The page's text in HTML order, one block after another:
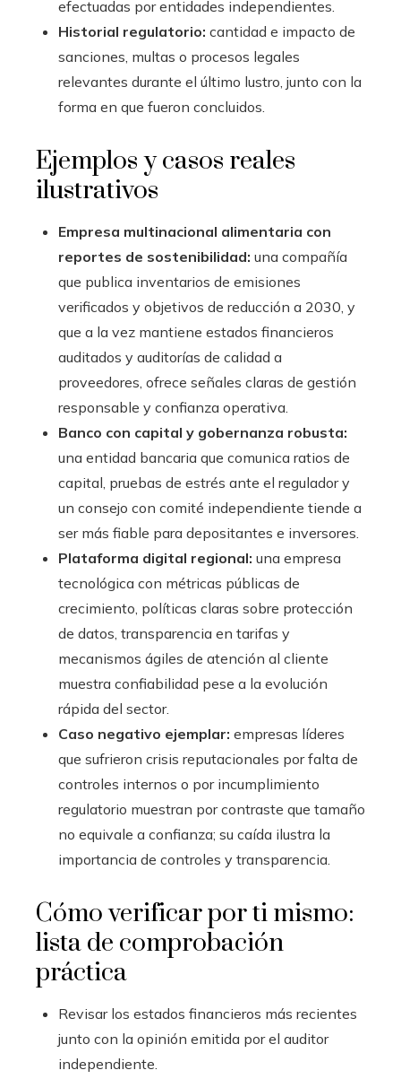
efectuadas por entidades independientes.
Historial regulatorio: cantidad e impacto de
sanciones, multas o procesos legales
relevantes durante el último lustro, junto con la
forma en que fueron concluidos.
Ejemplos y casos reales
ilustrativos
Empresa multinacional alimentaria con
reportes de sostenibilidad: una compañía
que publica inventarios de emisiones
verificados y objetivos de reducción a 2030, y
que a la vez mantiene estados financieros
auditados y auditorías de calidad a
proveedores, ofrece señales claras de gestión
responsable y confianza operativa.
Banco con capital y gobernanza robusta:
una entidad bancaria que comunica ratios de
capital, pruebas de estrés ante el regulador y
un consejo con comité independiente tiende a
ser más fiable para depositantes e inversores.
Plataforma digital regional: una empresa
tecnológica con métricas públicas de
crecimiento, políticas claras sobre protección
de datos, transparencia en tarifas y
mecanismos ágiles de atención al cliente
muestra confiabilidad pese a la evolución
rápida del sector.
Caso negativo ejemplar: empresas líderes
que sufrieron crisis reputacionales por falta de
controles internos o por incumplimiento
regulatorio muestran por contraste que tamaño
no equivale a confianza; su caída ilustra la
importancia de controles y transparencia.
Cómo verificar por ti mismo:
lista de comprobación
práctica
Revisar los estados financieros más recientes
junto con la opinión emitida por el auditor
independiente.